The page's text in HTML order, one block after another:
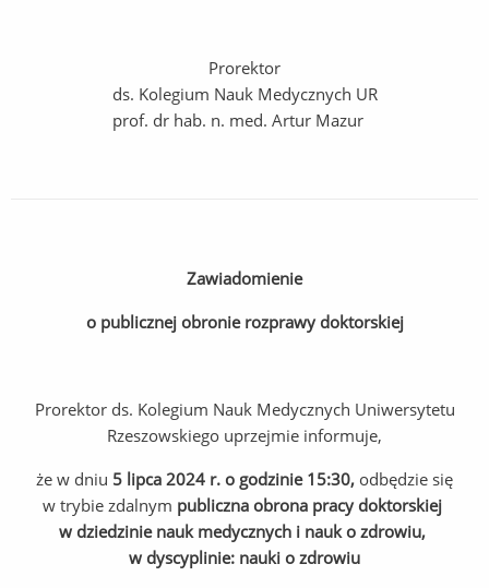
Prorektor
ds. Kolegium Nauk Medycznych UR
prof. dr hab. n. med. Artur Mazur
Zawiadomienie
o publicznej obronie rozprawy doktorskiej
Prorektor ds. Kolegium Nauk Medycznych Uniwersytetu
Rzeszowskiego uprzejmie informuje,
że w dniu 5 lipca 2024 r. o godzinie 15:30, odbędzie się
w trybie zdalnym publiczna obrona pracy doktorskiej
w dziedzinie nauk medycznych i nauk o zdrowiu,
w dyscyplinie: nauki o zdrowiu